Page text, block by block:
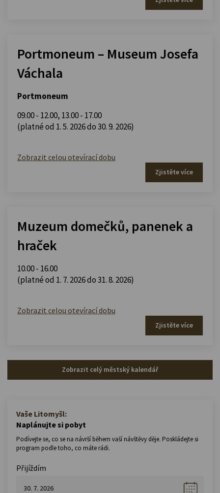
Portmoneum – Museum Josefa
Váchala
Portmoneum
09.00 - 12.00, 13.00 - 17.00
(platné od 1. 5. 2026 do 30. 9. 2026)
Zobrazit celou otevírací dobu
Zjistěte více
Muzeum domečků, panenek a
hraček
10.00 - 16.00
(platné od 1. 7. 2026 do 31. 8. 2026)
Zobrazit celou otevírací dobu
Zjistěte více
Zobrazit celý městský kalendář
Vaše Litomyšl:
Naplánujte si pobyt
Podívejte se, co se na návrší během vaší návštěvy děje. Poskládejte si
program podle toho, co máte rádi.
Přijíždím